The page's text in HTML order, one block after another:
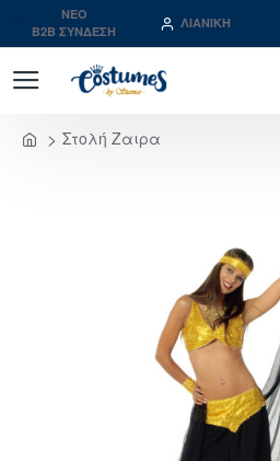
NEO
B2B ΣΥΝΔΕΣΗ
ΛΙΑΝΙΚΉ
Στολή Ζαιρα